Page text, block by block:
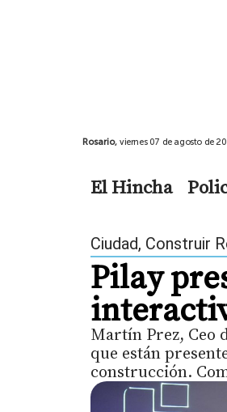
Rosario, viernes 07 de agosto de
El Hincha
Ciudad, Construir
Pilay
Martín Prez, Ceo
que están
construcción.